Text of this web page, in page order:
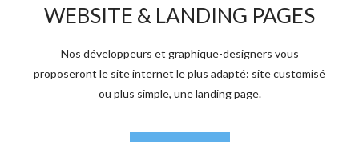
WEBSITE & LANDING PAGES
Nos développeurs et graphique-designers vous
proposeront le site internet le plus adapté: site customisé
ou plus simple, une landing page.